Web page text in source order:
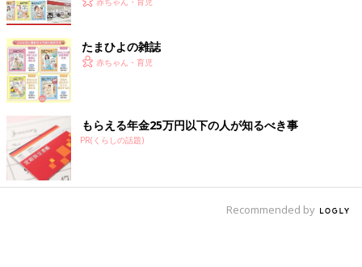
たまひよの雑誌
赤ちゃん・育児
もらえる年金25万円以下の人が知るべき事
PR(くらしの話題)
Recommended by